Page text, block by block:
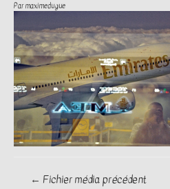
Parmaximedugue
Navigation
← Fichier média précédent